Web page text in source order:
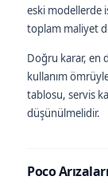
eski modellerde
toplam maliyet
Doğru karar, en
kullanım
tablosu, servis
düşünülmelidir.
Poco